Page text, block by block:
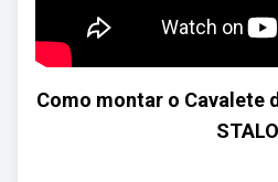
Como montar o Cavalete
STALO